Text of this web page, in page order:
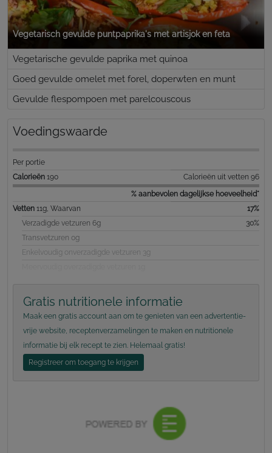
Vegetarisch gevulde puntpaprika's met artisjok en feta
Vegetarische gevulde paprika met quinoa
Goed gevulde omelet met forel, doperwten en munt
Gevulde flespompoen met parelcouscous
Voedingswaarde
Per portie
Calorieën 190
Calorieën uit vetten 96
% aanbevolen dagelijkse hoeveelheid*
Vetten 11g, Waarvan
17%
Verzadigde vetzuren 6g
30%
Transvetzuren 0g
Enkelvoudig onverzadigde vetzuren 3g
Gratis nutritionele informatie
Maak een gratis account aan om te genieten van een advertentie-
vrije website, receptenverzamelingen te maken en nutritionele
informatie bij elk recept te zien. Helemaal gratis!
Registreer om toegang te krijgen